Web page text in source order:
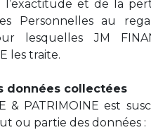
l’exactitude et de la
Personnelles au
lesquelles JM
les traite.
données collectées
& PATRIMOINE est
ou partie des données :